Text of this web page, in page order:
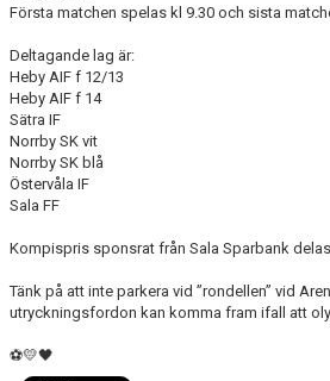
Första matchen spelas kl 9.30 och sista
Deltagande lag är:
Heby AIF f 12/13
Heby AIF f 14
Sätra IF
Norrby SK vit
Norrby SK blå
Östervåla IF
Sala FF
Kompispris sponsrat från Sala Sparbank
Tänk på att inte parkera vid ”rondellen” vid
utryckningsfordon kan komma fram ifall att
⚽️💛🖤